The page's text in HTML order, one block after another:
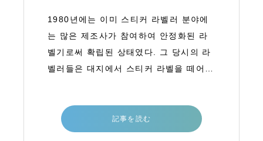
1980년에는 이미 스티커 라벨러 분야에
는 많은 제조사가 참여하여 안정화된 라
벨기로써 확립된 상태였다. 그 당시의 라
벨러들은 대지에서 스티커 라벨을 떼어내
벨러 및 유닛화된 스티커 라벨러 등과
記事を読む